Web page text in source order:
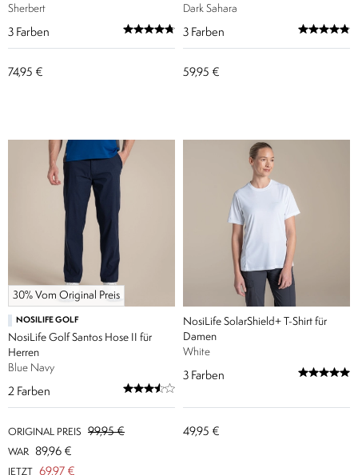
Sherbert
3 Farben
74,95 €
Dark Sahara
3 Farben
59,95 €
30% Vom Original Preis
NOSILIFE GOLF
NosiLife Golf Santos Hose II für
Herren
Blue Navy
2 Farben
ORIGINAL PREIS 99,95 €
WAR 89,96 €
JETZT 69,97 €
NosiLife SolarShield+ T-Shirt für
Damen
White
3 Farben
49,95 €